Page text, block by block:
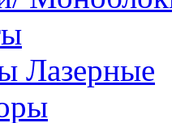
Лазерные